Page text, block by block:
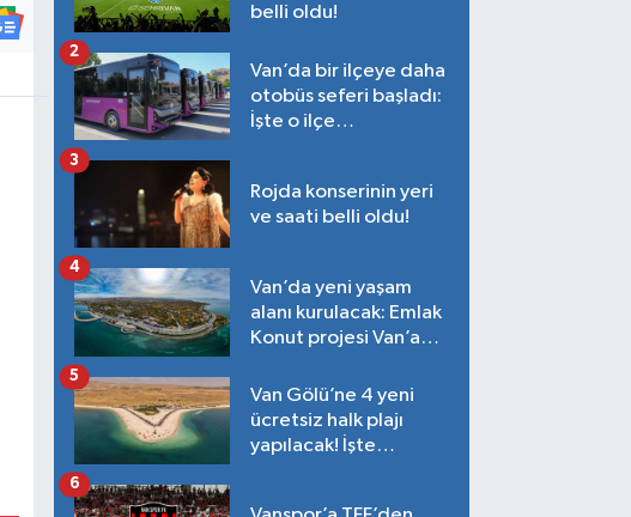
belli oldu!
Van’da bir ilçeye daha
otobüs seferi başladı:
İşte o ilçe…
2
Rojda konserinin yeri
ve saati belli oldu!
3
Van’da yeni yaşam
alanı kurulacak: Emlak
Konut projesi Van’a
4
Van Gölü’ne 4 yeni
ücretsiz halk plajı
yapılacak! İşte
5
6